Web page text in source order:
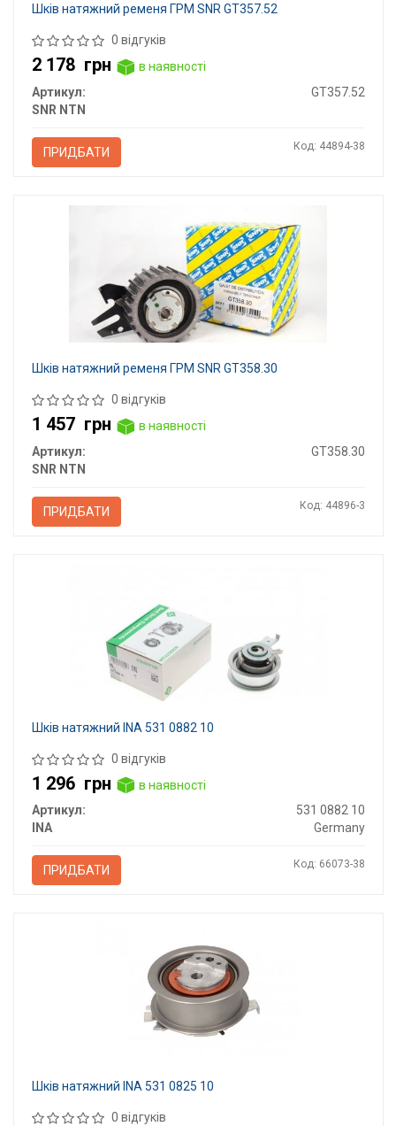
Шків натяжний ременя ГРМ SNR GT357.52
0 відгуків
2 178 грн
в наявності
Артикул:
GT357.52
SNR NTN
ПРИДБАТИ Код: 44894-38
Шків натяжний ременя ГРМ SNR GT358.30
0 відгуків
1 457 грн
в наявності
Артикул:
GT358.30
SNR NTN
ПРИДБАТИ Код: 44896-3
Шків натяжний INA 531 0882 10
0 відгуків
1 296 грн
в наявності
Артикул:
531 0882 10
INA
Germany
ПРИДБАТИ Код: 66073-38
Шків натяжний INA 531 0825 10
0 відгуків